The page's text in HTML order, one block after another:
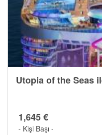
Utopia of the Seas
1,645 €
- Kişi Başı -